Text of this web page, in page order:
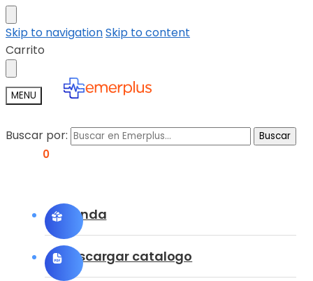
Skip to navigationSkip to content
Carrito
MENU
Buscar por: Buscar
0
Tienda
Descargar catalogo